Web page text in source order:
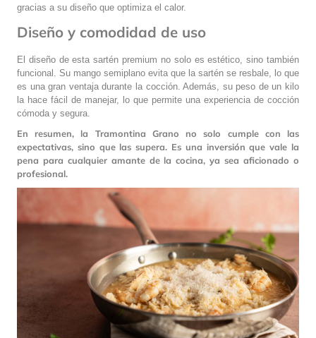
gracias a su diseño que optimiza el calor.
Diseño y comodidad de uso
El diseño de esta sartén premium no solo es estético, sino también
funcional. Su mango semiplano evita que la sartén se resbale, lo que
es una gran ventaja durante la cocción. Además, su peso de un kilo
la hace fácil de manejar, lo que permite una experiencia de cocción
cómoda y segura.
En resumen, la Tramontina Grano no solo cumple con las
expectativas, sino que las supera. Es una inversión que vale la
pena para cualquier amante de la cocina, ya sea aficionado o
profesional.